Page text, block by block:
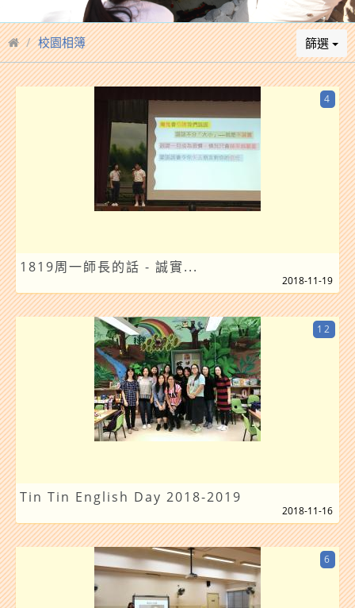
校園相簿 篩選
1819周一師長的話 - 誠實...
4
2018-11-19
Tin Tin English Day 2018-2019
12
2018-11-16
6